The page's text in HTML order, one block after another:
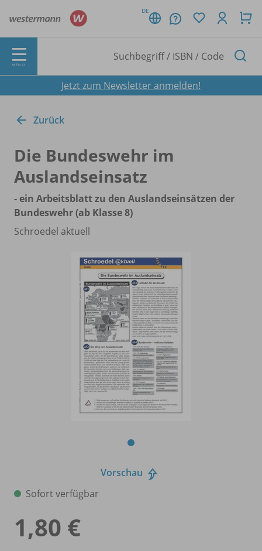
DE
MENÜ
Jetzt zum Newsletter anmelden!
Zurück
Die Bundeswehr im
Auslandseinsatz
- ein Arbeitsblatt zu den Auslandseinsätzen der
Bundeswehr (ab Klasse 8)
Schroedel aktuell
Vorschau
Sofort verfügbar
1,80 €